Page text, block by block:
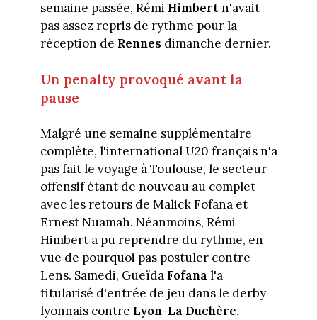
semaine passée, Rémi Himbertn'avait
pas assez repris de rythme pour la
réception de Rennes dimanche dernier.
Un penalty provoqué avant la
pause
Malgré une semaine supplémentaire
complète, l'international U20 français n'a
pas fait le voyage à Toulouse, le secteur
offensif étant de nouveau au complet
avec les retours de Malick Fofana et
Ernest Nuamah. Néanmoins, Rémi
Himbert a pu reprendre du rythme, en
vue de pourquoi pas postuler contre
Lens. Samedi, GueïdaFofana l'a
titularisé d'entrée de jeu dans le derby
lyonnais contre Lyon-La Duchère.